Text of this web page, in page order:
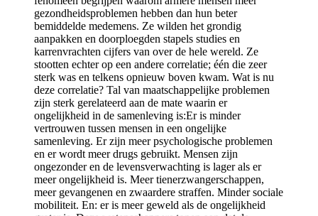
gezondheidsproblemen hebben dan hun beter
bemiddelde medemens. Ze wilden het grondig
aanpakken en doorploegden stapels studies en
karrenvrachten cijfers van over de hele wereld. Ze
stootten echter op een andere correlatie; één die zeer
sterk was en telkens opnieuw boven kwam. Wat is nu
deze correlatie? Tal van maatschappelijke problemen
zijn sterk gerelateerd aan de mate waarin er
ongelijkheid in de samenleving is:Er is minder
vertrouwen tussen mensen in een ongelijke
samenleving. Er zijn meer psychologische problemen
en er wordt meer drugs gebruikt. Mensen zijn
ongezonder en de levensverwachting is lager als er
meer ongelijkheid is. Meer tienerzwangerschappen,
meer gevangenen en zwaardere straffen. Minder sociale
mobiliteit. En: er is meer geweld als de ongelijkheid